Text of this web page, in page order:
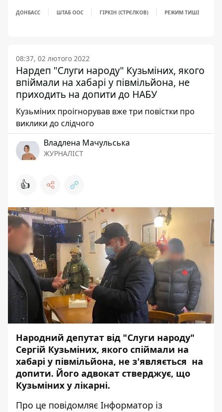
ДОНБАСС ШТАБ ООС ГІРКІН (СТРЄЛКОВ) РЕЖИМ ТИШІ
08:37, 02 лютого 2022
Нардеп "Слуги народу" Кузьміних, якого
впіймали на хабарі у півмільйона, не
приходить на допити до НАБУ
Кузьміних проігнорував вже три повістки про
виклики до слідчого
Владлена Мачульська
ЖУРНАЛІСТ
👍
Народний депутат від "Слуги народу"
Сергій Кузьміних, якого спіймали на
хабарі у півмільйона, не з'являється на
допити. Його адвокат стверджує, що
Кузьміних у лікарні.
Про це повідомляє Інформатор із